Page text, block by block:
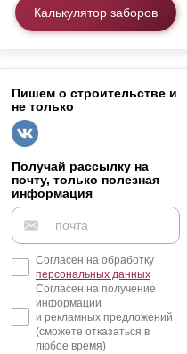
Забор на участок 10
Заборы и ограждения
Калькулятор заборов
Пишем о строительстве и
не только
Получай рассылку на
почту, только полезная
информация
Согласен на обработку
персональных данных
Согласен на получение
информации
и рекламных предложений
(сможете отказаться в
любое время)